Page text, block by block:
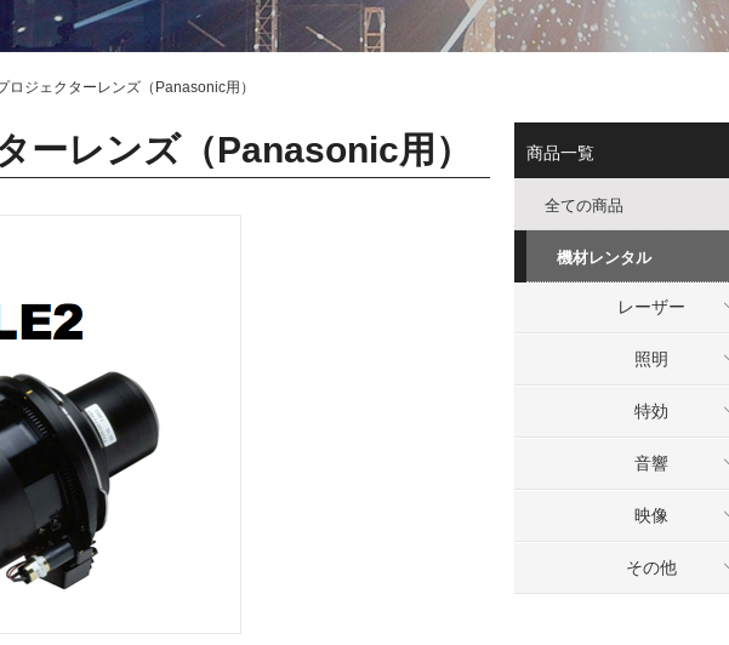
ロジェクターレンズ（Panasonic用）
ーレンズ（Panasonic用） 商品一覧
全ての商品
機材レンタル
レーザー
照明
特効
音響
映像
その他